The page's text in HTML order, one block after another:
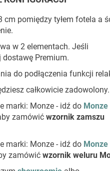
cm pomiędzy tyłem fotela a
w 2 elementach. Jeśli
Premium.
do podłączenia funkcji
całkowicie zadowolony.
marki: Monze - idź do Monze
zamówić wzornik zamszu
marki: Monze - idź do Monze
zamówić wzornik weluru